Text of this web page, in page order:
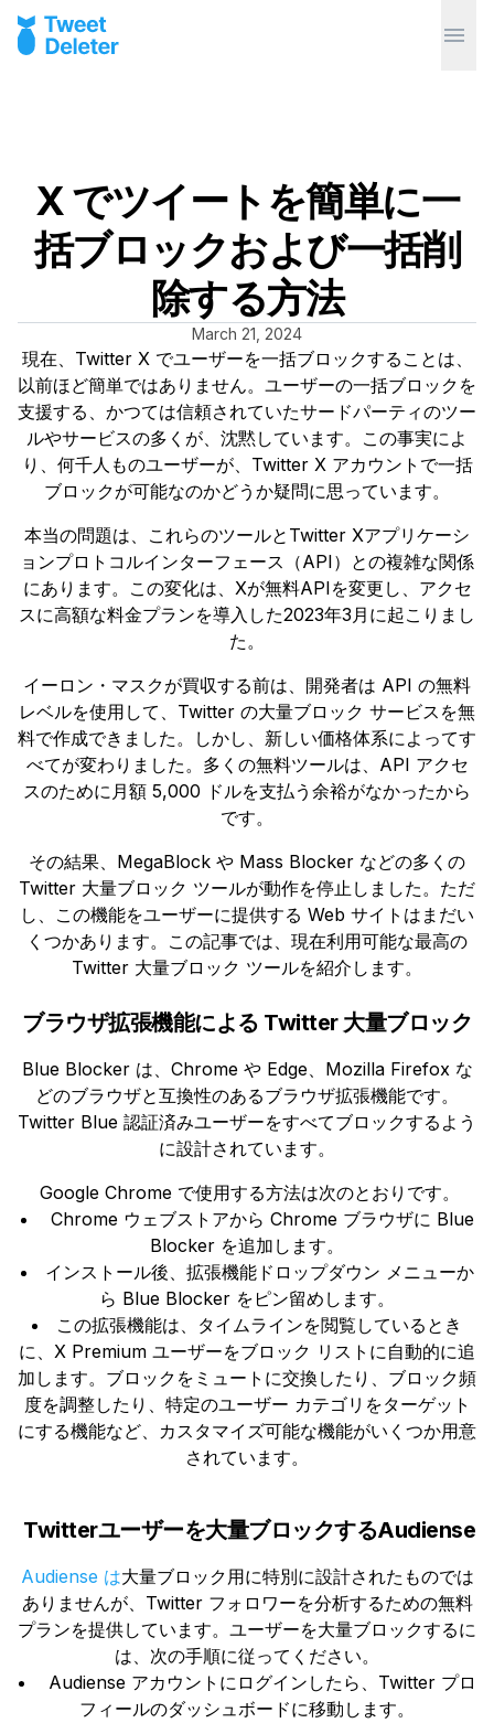
X でツイートを簡単に一
括ブロックおよび一括削
除する方法
March 21, 2024
現在、Twitter X でユーザーを一括ブロックすることは、
以前ほど簡単ではありません。ユーザーの一括ブロックを
支援する、かつては信頼されていたサードパーティのツー
ルやサービスの多くが、沈黙しています。この事実によ
り、何千人ものユーザーが、Twitter X アカウントで一括
ブロックが可能なのかどうか疑問に思っています。
本当の問題は、これらのツールとTwitter Xアプリケーシ
ョンプロトコルインターフェース（API）との複雑な関係
にあります。この変化は、Xが無料APIを変更し、アクセ
スに高額な料金プランを導入した2023年3月に起こりまし
た。
イーロン・マスクが買収する前は、開発者は API の無料
レベルを使用して、Twitter の大量ブロック サービスを無
料で作成できました。しかし、新しい価格体系によってす
べてが変わりました。多くの無料ツールは、API アクセ
スのために月額 5,000 ドルを支払う余裕がなかったから
です。
その結果、MegaBlock や Mass Blocker などの多くの
Twitter 大量ブロック ツールが動作を停止しました。ただ
し、この機能をユーザーに提供する Web サイトはまだい
くつかあります。この記事では、現在利用可能な最高の
Twitter 大量ブロック ツールを紹介します。
ブラウザ拡張機能による Twitter 大量ブロック
Blue Blocker は、Chrome や Edge、Mozilla Firefox な
どのブラウザと互換性のあるブラウザ拡張機能です。
Twitter Blue 認証済みユーザーをすべてブロックするよう
に設計されています。
Google Chrome で使用する方法は次のとおりです。
Chrome ウェブストアから Chrome ブラウザに Blue
Blocker を追加します。
インストール後、拡張機能ドロップダウン メニューか
ら Blue Blocker をピン留めします。
この拡張機能は、タイムラインを閲覧しているとき
に、X Premium ユーザーをブロック リストに自動的に追
加します。ブロックをミュートに交換したり、ブロック頻
度を調整したり、特定のユーザー カテゴリをターゲット
にする機能など、カスタマイズ可能な機能がいくつか用意
されています。
Twitterユーザーを大量ブロックするAudiense
Audiense は大量ブロック用に特別に設計されたものでは
ありませんが、Twitter フォロワーを分析するための無料
プランを提供しています。ユーザーを大量ブロックするに
は、次の手順に従ってください。
Audiense アカウントにログインしたら、Twitter プロ
フィールのダッシュボードに移動します。